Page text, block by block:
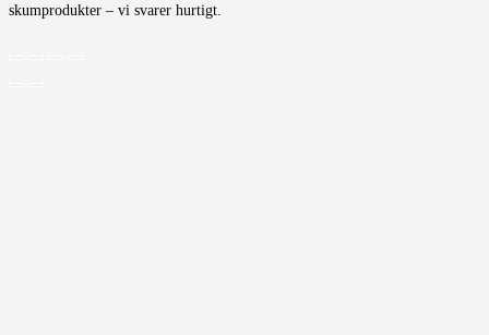
skumprodukter – vi svarer hurtigt.